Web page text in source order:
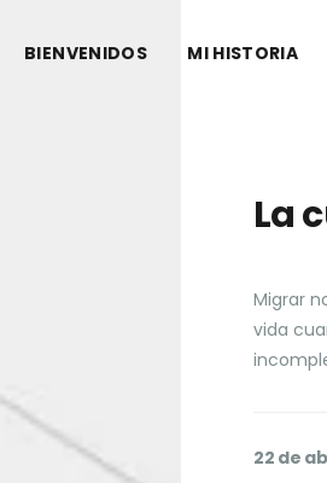
BIENVENIDOS MI HISTORIA
La
Migrar
vida
22 de